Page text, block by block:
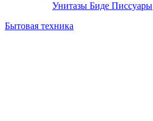
Унитазы Биде Писсуары
Бытовая техника